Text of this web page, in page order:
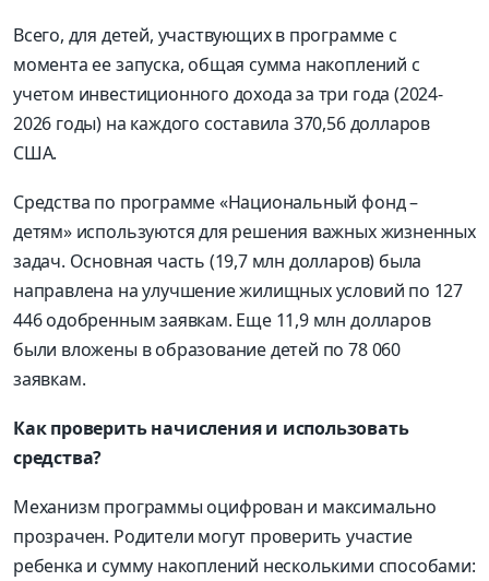
Всего, для детей, участвующих в программе с
момента ее запуска, общая сумма накоплений с
учетом инвестиционного дохода за три года (2024-
2026 годы) на каждого составила 370,56 долларов
США.
Средства по программе «Национальный фонд –
детям» используются для решения важных жизненных
задач. Основная часть (19,7 млн долларов) была
направлена на улучшение жилищных условий по 127
446 одобренным заявкам. Еще 11,9 млн долларов
были вложены в образование детей по 78 060
заявкам.
Как проверить начисления и использовать
средства?
Механизм программы оцифрован и максимально
прозрачен. Родители могут проверить участие
ребенка и сумму накоплений несколькими способами: